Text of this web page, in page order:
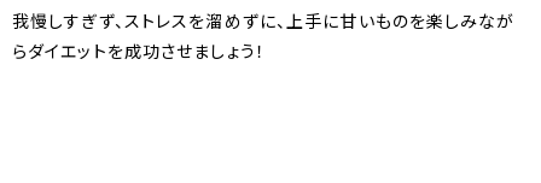
我慢しすぎず、ストレスを溜めずに、上手に甘いものを楽しみなが
らダイエットを成功させましょう！